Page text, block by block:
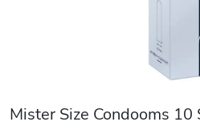
Mister Size Condooms 10